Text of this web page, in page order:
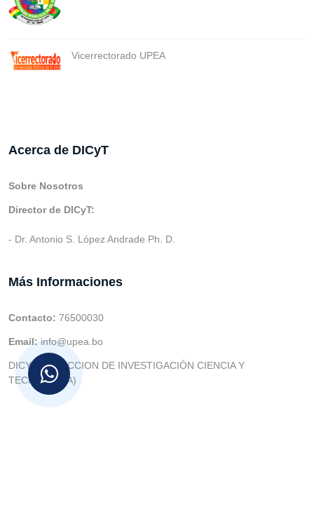
Vicerrectorado UPEA
Acerca de DICyT
Sobre Nosotros
Director de DICyT:
- Dr. Antonio S. López Andrade Ph. D.
Más Informaciones
Contacto: 76500030
Email: info@upea.bo
DICYT (DIRECCION DE INVESTIGACIÓN CIENCIA Y
TECNOLOGIA)